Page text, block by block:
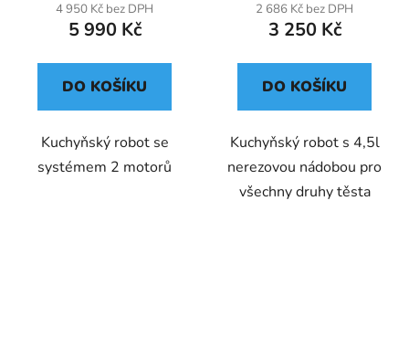
4 950 Kč bez DPH
5 990 Kč
DO KOŠÍKU
Kuchyňský robot se
systémem 2 motorů
2 686 Kč bez DPH
3 250 Kč
DO KOŠÍKU
Kuchyňský robot s 4,5l
nerezovou nádobou pro
všechny druhy těsta